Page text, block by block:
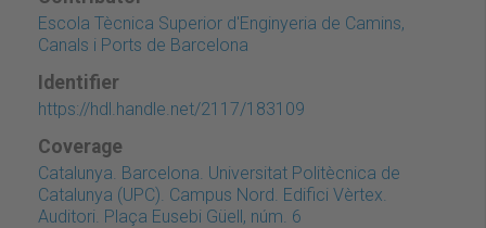
Escola Tècnica Superior d'Enginyeria de Camins,
Canals i Ports de Barcelona
Identifier
https://hdl.handle.net/2117/183109
Coverage
Catalunya. Barcelona. Universitat Politècnica de
Catalunya (UPC). Campus Nord. Edifici Vèrtex.
Auditori. Plaça Eusebi Güell, núm. 6